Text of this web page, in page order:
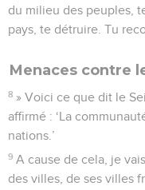
du milieu des peuples,
pays, te détruire. Tu
Menaces contre
8 » Voici ce que dit le
affirmé : ‘La
nations.’
9 A cause de cela, je
des villes, de ses villes